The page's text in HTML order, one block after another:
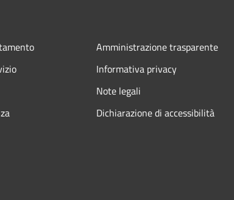
Amministrazione trasparente
Informativa privacy
Note legali
Dichiarazione di accessibilità